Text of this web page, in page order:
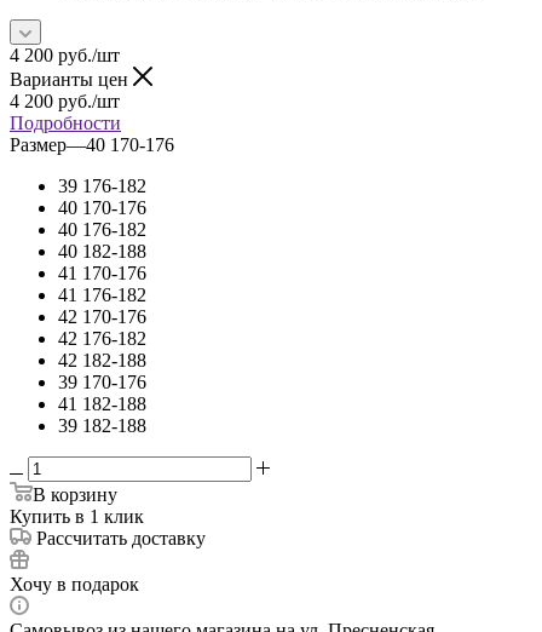
4 200 руб./шт
Варианты цен
4 200 руб./шт
Подробности
Размер—40 170-176
39 176-182
40 170-176
40 176-182
40 182-188
41 170-176
41 176-182
42 170-176
42 176-182
42 182-188
39 170-176
41 182-188
39 182-188
В корзину
Купить в 1 клик
Рассчитать доставку
Хочу в подарок